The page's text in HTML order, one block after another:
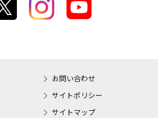
お問い合わせ
サイトポリシー
サイトマップ